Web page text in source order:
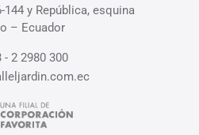
144 y República, esquina
– Ecuador
- 2 2980 300